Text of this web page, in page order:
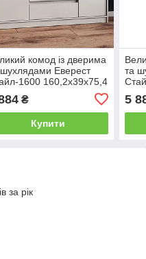
комод із дверима
Еверест
1600 160,2х39х75,4
(DTM-071156)
₴
Купити
та
Дуб
5
за рік